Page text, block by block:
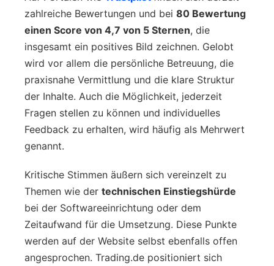
zahlreiche Bewertungen und bei 80 Bewertung
einen Score von 4,7 von 5 Sternen, die
insgesamt ein positives Bild zeichnen. Gelobt
wird vor allem die persönliche Betreuung, die
praxisnahe Vermittlung und die klare Struktur
der Inhalte. Auch die Möglichkeit, jederzeit
Fragen stellen zu können und individuelles
Feedback zu erhalten, wird häufig als Mehrwert
genannt.
Kritische Stimmen äußern sich vereinzelt zu
Themen wie der technischen Einstiegshürde
bei der Softwareeinrichtung oder dem
Zeitaufwand für die Umsetzung. Diese Punkte
werden auf der Website selbst ebenfalls offen
angesprochen. Trading.de positioniert sich